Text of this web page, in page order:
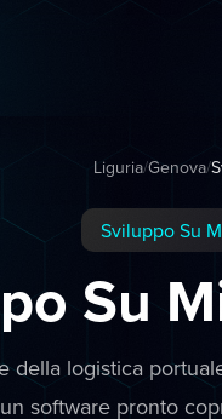
Liguria/Genova/
Sviluppo Su
Su
della logistica
software pronto